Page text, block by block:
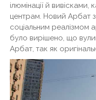
ілюмінації й
центрам. Новий Арбат
соціальним реалізмом
було вирішено, що
Арбат, так як